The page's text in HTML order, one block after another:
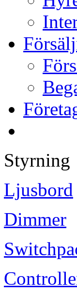
Styrning
Ljusbord
Dimmer